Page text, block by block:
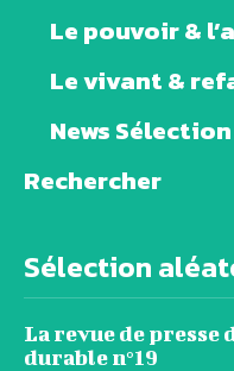
Le pouvoir &
Le vivant &
News
Rechercher
Sélection
La revue de presse
durable n°19